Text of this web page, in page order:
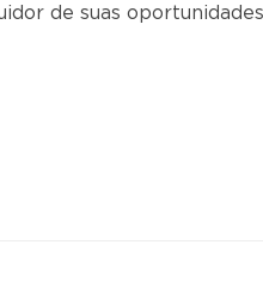
de suas